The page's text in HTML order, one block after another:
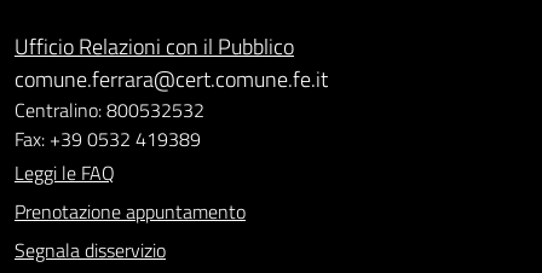
Ufficio Relazioni con il Pubblico
comune.ferrara@cert.comune.fe.it
Centralino: 800532532
Fax: +39 0532 419389
Leggi le FAQ
Prenotazione appuntamento
Segnala disservizio